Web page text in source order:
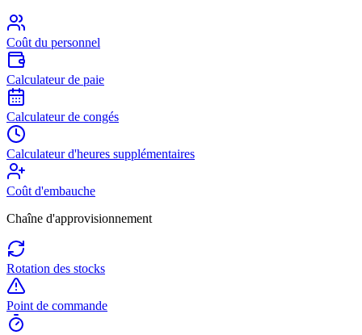
Coût du personnel
Calculateur de paie
Calculateur de congés
Calculateur d'heures supplémentaires
Coût d'embauche
Chaîne d'approvisionnement
Rotation des stocks
Point de commande